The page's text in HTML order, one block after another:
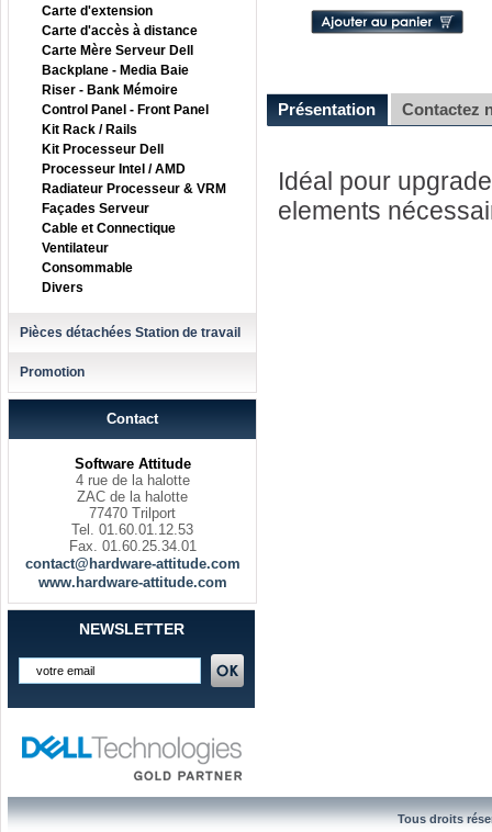
Carte d'extension
Carte d'accès à distance
Carte Mère Serveur Dell
Backplane - Media Baie
Riser - Bank Mémoire
Control Panel - Front Panel
Kit Rack / Rails
Kit Processeur Dell
Processeur Intel / AMD
Radiateur Processeur & VRM
Façades Serveur
Cable et Connectique
Ventilateur
Consommable
Divers
Pièces détachées Station de travail
Promotion
Contact
Software Attitude
4 rue de la halotte
ZAC de la halotte
77470 Trilport
Tel. 01.60.01.12.53
Fax. 01.60.25.34.01
contact@hardware-attitude.com
www.hardware-attitude.com
NEWSLETTER
Présentation Contactez
Idéal pour
elements
Tous droits